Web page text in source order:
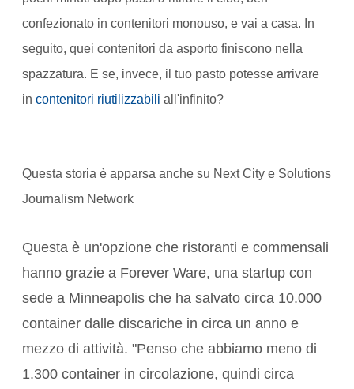
confezionato in contenitori monouso, e vai a casa. In
seguito, quei contenitori da asporto finiscono nella
spazzatura. E se, invece, il tuo pasto potesse arrivare
in contenitori riutilizzabili all'infinito?
Questa storia è apparsa anche su Next City e Solutions
Journalism Network
Questa è un'opzione che ristoranti e commensali
hanno grazie a Forever Ware, una startup con
sede a Minneapolis che ha salvato circa 10.000
container dalle discariche in circa un anno e
mezzo di attività. "Penso che abbiamo meno di
1.300 container in circolazione, quindi circa